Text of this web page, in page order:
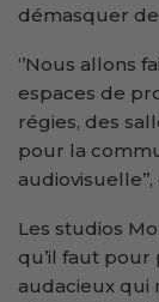
démasquer
‘’Nous allons
espaces de
régies, des
pour la
Les studios
qu’il faut pour
audacieux